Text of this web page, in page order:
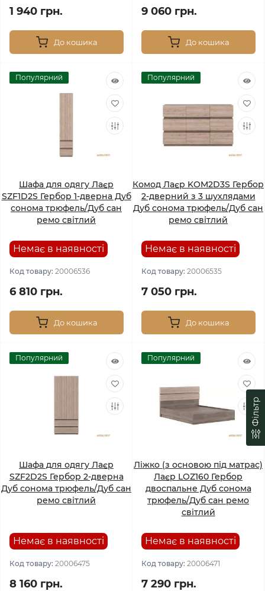
Фільтр
1 940 грн.
До кошика
9 060 грн.
До кошика
Популярний
Шафа для одягу Лаєр
SZF1D2S Гербор 1-дверна Дуб
сонома трюфель/Дуб сан
ремо світлий
Немає в наявності
Код товару: 20006536
6 810 грн.
До кошика
Популярний
Комод Лаєр KOM2D3S Гербор
2-дверний з 3 шухлядами
Дуб сонома трюфель/Дуб сан
ремо світлий
Немає в наявності
Код товару: 20006535
7 050 грн.
До кошика
Популярний
Шафа для одягу Лаєр
SZF2D2S Гербор 2-дверна
Дуб сонома трюфель/Дуб сан
ремо світлий
Немає в наявності
Код товару: 20006475
8 160 грн.
Популярний
Ліжко (з основою під матрас)
Лаєр LOZ160 Гербор
двоспальне Дуб сонома
трюфель/Дуб сан ремо
світлий
Немає в наявності
Код товару: 20006471
7 290 грн.